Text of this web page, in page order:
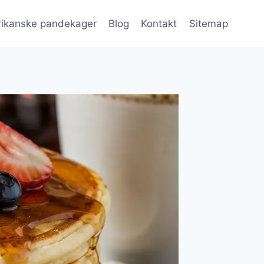
pandekager Blog Kontakt Sitemap